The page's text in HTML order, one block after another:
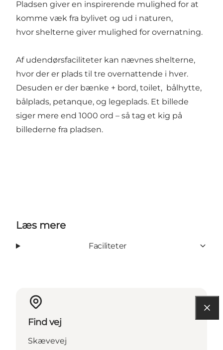
Pladsen giver en inspirerende mulighed for at
komme væk fra bylivet og ud i naturen,
hvor shelterne giver mulighed for overnatning.
Af udendørsfaciliteter kan nævnes shelterne,
hvor der er plads til tre overnattende i hver.
Desuden er der bænke + bord, toilet, bålhytte,
bålplads, petanque, og legeplads. Et billede
siger mere end 1000 ord – så tag et kig på
billederne fra pladsen.
Læs mere
Faciliteter
Find vej
Skævevej